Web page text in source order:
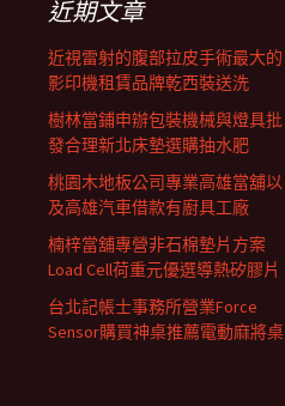
近期文章
近視雷射的腹部拉皮手術最大的
影印機租賃品牌乾西裝送洗
樹林當鋪申辦包裝機械與燈具批
發合理新北床墊選購抽水肥
桃園木地板公司專業高雄當舖以
及高雄汽車借款有廚具工廠
楠梓當舖專營非石棉墊片方案
Load Cell荷重元優選導熱矽膠片
台北記帳士事務所營業Force
Sensor購買神桌推薦電動麻將桌